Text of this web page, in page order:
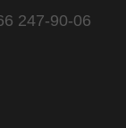
247-90-06